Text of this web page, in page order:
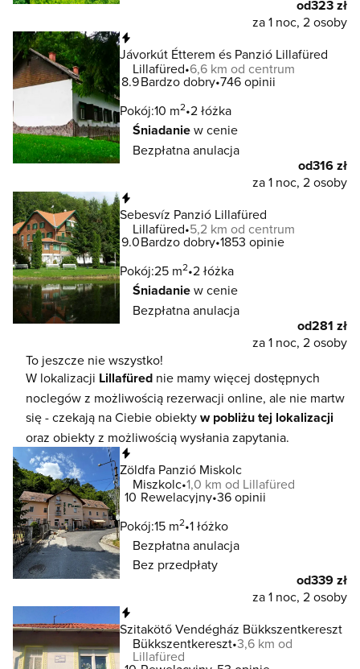
od323 zł
za 1 noc, 2 osoby
Jávorkút Étterem és Panzió Lillafüred
Lillafüred 6,6 km od centrum
8.9Bardzo dobry 746 opinii
Pokój:10 m2 2 łóżka
Śniadaniew cenie
Bezpłatna anulacja
od316 zł
za 1 noc, 2 osoby
Sebesvíz Panzió Lillafüred
Lillafüred 5,2 km od centrum
9.0Bardzo dobry 1853 opinie
Pokój:25 m2 2 łóżka
Śniadaniew cenie
Bezpłatna anulacja
od281 zł
za 1 noc, 2 osoby
To jeszcze nie wszystko!
W lokalizacji Lillafüred nie mamy więcej dostępnych
noclegów z możliwością rezerwacji online, ale nie martw
się - czekają na Ciebie obiektyw pobliżu tej lokalizacji
oraz obiekty z możliwością wysłania zapytania.
Zöldfa Panzió Miskolc
Miszkolc 1,0 km od Lillafüred
10 Rewelacyjny 36 opinii
Pokój:15 m2 1 łóżko
Bezpłatna anulacja
Bez przedpłaty
od339 zł
za 1 noc, 2 osoby
Szitakötő Vendégház Bükkszentkereszt
Bükkszentkereszt 3,6 km od
Lillafüred